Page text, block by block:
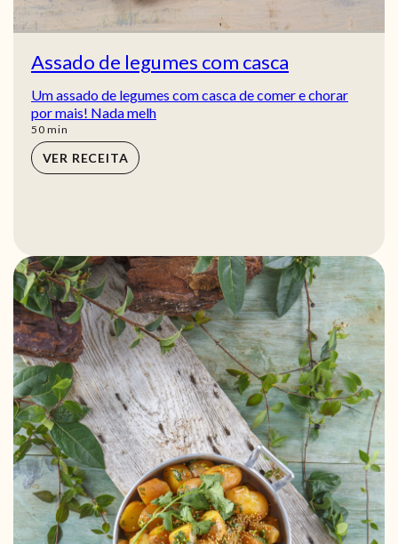
Assado de legumes com casca
Um assado de legumes com casca de comer e chorar
por mais! Nada melh
50min
min
VER RECEITA